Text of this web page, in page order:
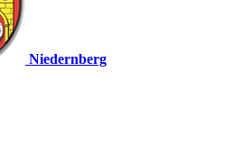
Niedernberg